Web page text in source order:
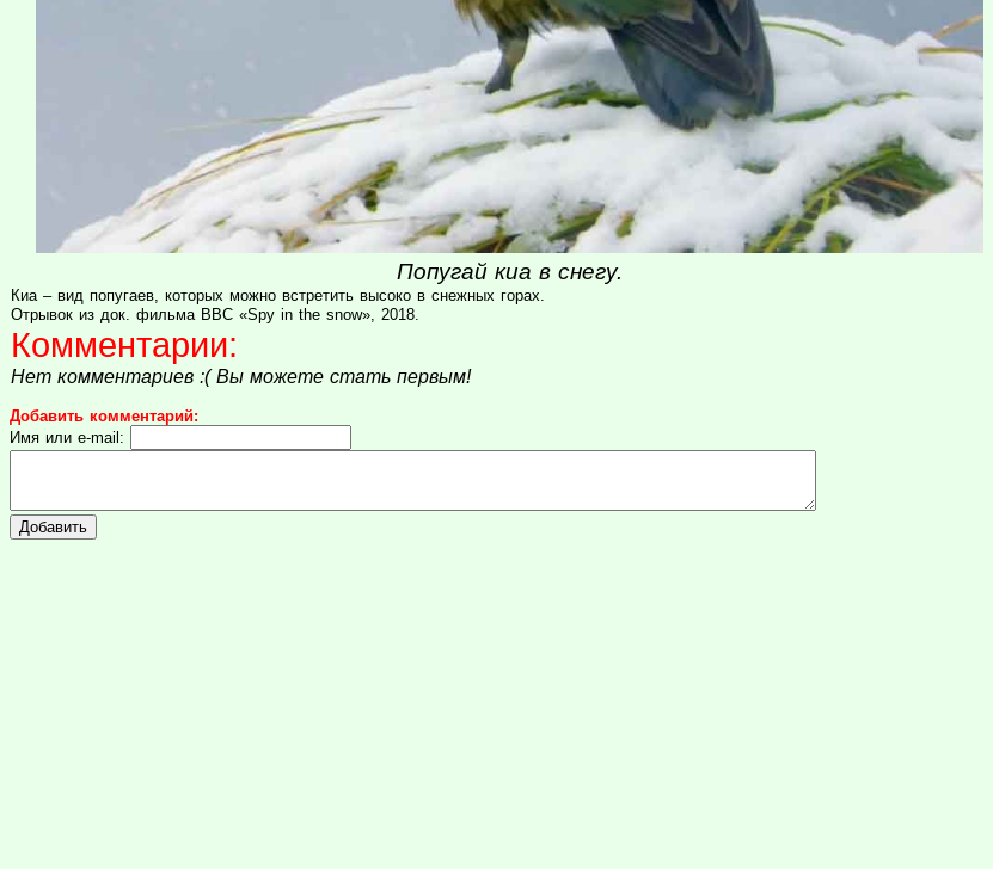
Попугай киа в снегу.
Киа – вид попугаев, которых можно встретить высоко в снежных горах.
Отрывок из док. фильма BBC «Spy in the snow», 2018.
Комментарии:
Нет комментариев :( Вы можете стать первым!
Добавить комментарий:
Имя или e-mail: